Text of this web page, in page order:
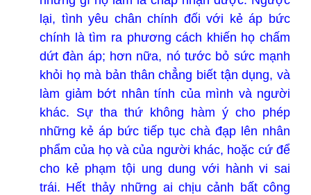
lại, tình yêu chân chính đối với kẻ áp bức
chính là tìm ra phương cách khiến họ chấm
dứt đàn áp; hơn nữa, nó tước bỏ sức mạnh
khỏi họ mà bản thân chẳng biết tận dụng, và
làm giảm bớt nhân tính của mình và người
khác. Sự tha thứ không hàm ý cho phép
những kẻ áp bức tiếp tục chà đạp lên nhân
phẩm của họ và của người khác, hoặc cứ để
cho kẻ phạm tội ung dung với hành vi sai
trái. Hết thảy những ai chịu cảnh bất công